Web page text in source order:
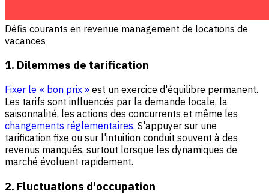
Défis courants en revenue management de locations de
vacances
1. Dilemmes de tarification
Fixer le « bon prix » est un exercice d'équilibre permanent.
Les tarifs sont influencés par la demande locale, la
saisonnalité, les actions des concurrents et même les
changements réglementaires. S'appuyer sur une
tarification fixe ou sur l'intuition conduit souvent à des
revenus manqués, surtout lorsque les dynamiques de
marché évoluent rapidement.
2. Fluctuations d'occupation